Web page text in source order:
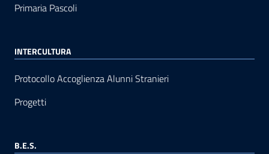
Primaria Pascoli
INTERCULTURA
Protocollo Accoglienza Alunni Stranieri
Progetti
B.E.S.